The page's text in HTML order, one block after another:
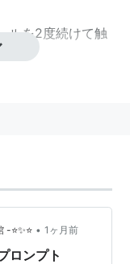
ルを2度続けて触
⭐✨⭐ • 1ヶ月前
ロンプト